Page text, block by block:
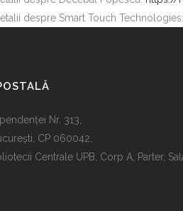
despre Smart Touch Technologies:
Nr. 313,
CP 060042,
Centrale UPB, Corp A, Parter,